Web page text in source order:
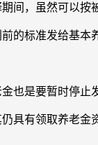
间，虽然可以
的标准发给基本
也是要暂时停
具有领取养老